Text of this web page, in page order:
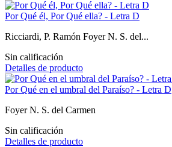
Por Qué él, Por Qué ella? - Letra D
Ricciardi, P. Ramón Foyer N. S. del...
Sin calificación
Detalles de producto
Por Qué en el umbral del Paraíso? - Letra D
Foyer N. S. del Carmen
Sin calificación
Detalles de producto